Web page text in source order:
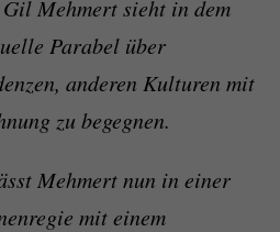
Gil Mehmert sieht in dem
Parabel über
anderen Kulturen mit
zu begegnen.
Mehmert nun in einer
mit einem